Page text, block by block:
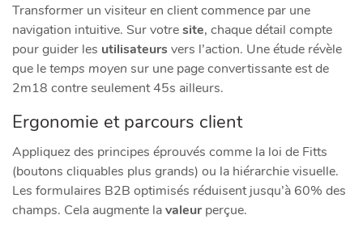
Transformer un visiteur en client commence par une
navigation intuitive. Sur votresite, chaque détail compte
pour guider les utilisateursvers l’action. Une étude révèle
que letemps moyen sur une page convertissante est de
2m18 contre seulement 45s ailleurs.
Ergonomie et parcours client
Appliquez des principes éprouvés comme la loi de Fitts
(boutons cliquables plus grands) ou la hiérarchie visuelle.
Les formulaires B2B optimisés réduisent jusqu’à 60% des
champs. Cela augmente lavaleurperçue.